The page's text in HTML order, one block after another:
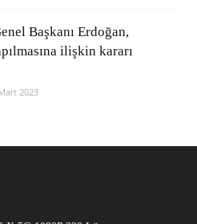
Başkanı Erdoğan,
ilişkin kararı
2023